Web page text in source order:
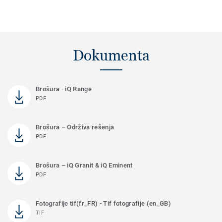
Dokumenta
Brošura - iQ Range
PDF
Brošura – Održiva rešenja
PDF
Brošura – iQ Granit & iQ Eminent
PDF
Fotografije tif(fr_FR) - Tif fotografije (en_GB)
TIF